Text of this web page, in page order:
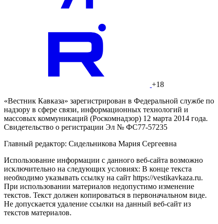
+18
«Вестник Кавказа» зарегистрирован в Федеральной службе по
надзору в сфере связи, информационных технологий и
массовых коммуникаций (Роскомнадзор) 12 марта 2014 года.
Свидетельство о регистрации Эл № ФС77-57235
Главный редактор: Сидельникова Мария Сергеевна
Использование информации с данного веб-сайта возможно
исключительно на следующих условиях: В конце текста
необходимо указывать ссылку на сайт https://vestikavkaza.ru.
При использовании материалов недопустимо изменение
текстов. Текст должен копироваться в первоначальном виде.
Не допускается удаление ссылки на данный веб-сайт из
текстов материалов.